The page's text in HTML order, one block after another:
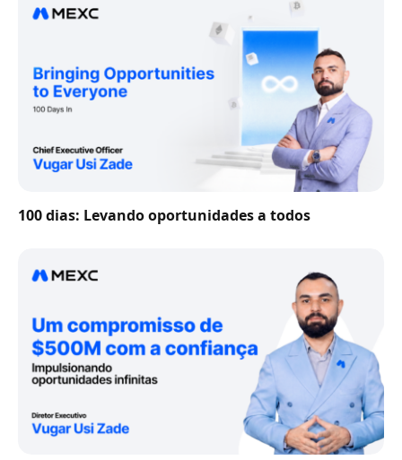
100 dias: Levando oportunidades a todos